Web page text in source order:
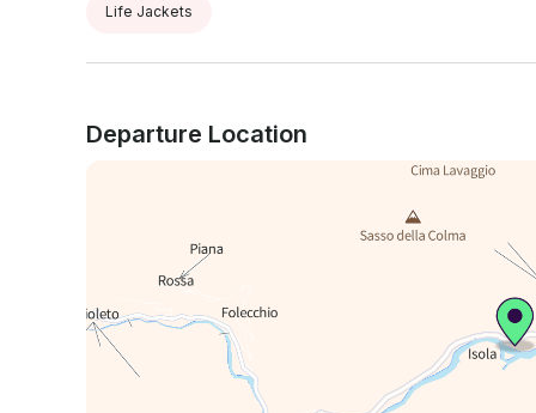
Life Jackets
Departure Location